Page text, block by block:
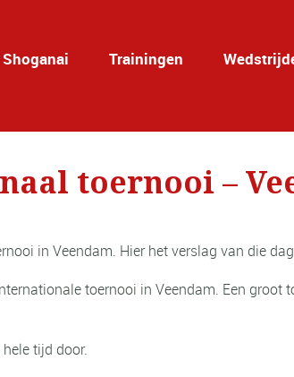
Trainingen
toernooi –
in Veendam. Hier het verslag van die
toernooi in Veendam. Een groot
tijd door.